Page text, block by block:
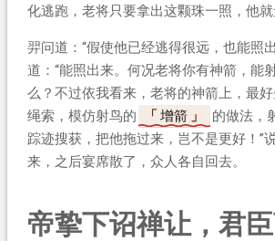
化逃跑，老将只要拿出这颗珠一照，他就
羿问道：“假使他已经逃得很远，也能照
道：“能照出来。何况老将你有神箭，能
么？不过依我看来，老将的神箭上，最
绳索，模仿射鸟的
增箭
的做法，
踪迹搜获，把他拖过来，岂不是更好！”
来，之后宴席散了，众人各自回去。
帝挚下诏禅让，君